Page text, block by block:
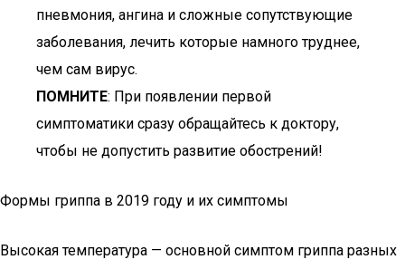
пневмония, ангина и сложные сопутствующие
заболевания, лечить которые намного труднее,
чем сам вирус.
ПОМНИТЕ: При появлении первой
симптоматики сразу обращайтесь к доктору,
чтобы не допустить развитие обострений!
Формы гриппа в 2019 году и их симптомы
Высокая температура — основной симптом гриппа разных